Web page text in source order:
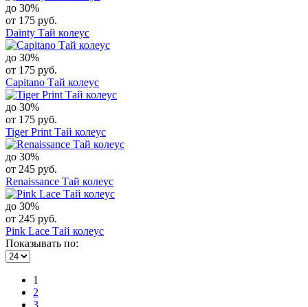
до 30%
от 175 руб.
Dainty Тай колеус
до 30%
от 175 руб.
Capitano Тай колеус
до 30%
от 175 руб.
Tiger Print Тай колеус
до 30%
от 245 руб.
Renaissance Тай колеус
до 30%
от 245 руб.
Pink Lace Тай колеус
Показывать по:
1
2
3